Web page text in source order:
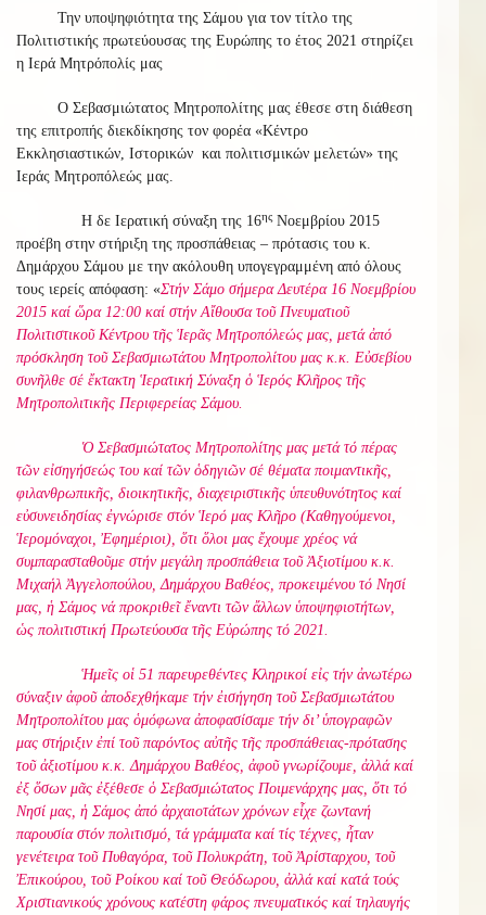
Την υποψηφιότητα της Σάμου για τον τίτλο της
Πολιτιστικής πρωτεύουσας της Ευρώπης το έτος 2021 στηρίζει
η Ιερά Μητρόπολίς μας
Ο Σεβασμιώτατος Μητροπολίτης μας έθεσε στη διάθεση
της επιτροπής διεκδίκησης τον φορέα «Κέντρο
Εκκλησιαστικών, Ιστορικών και πολιτισμικών μελετών» της
Ιεράς Μητροπόλεώς μας.
Η δε Ιερατική σύναξη της 16ηςΝοεμβρίου 2015
προέβη στην στήριξη της προσπάθειας – πρότασις του κ.
Δημάρχου Σάμου με την ακόλουθη υπογεγραμμένη από όλους
τους ιερείς απόφαση: «Στήν Σάμο σήμερα Δευτέρα 16 Νοεμβρίου
2015 καί ὥρα 12:00 καί στήν Αἴθουσα τοῦ Πνευματιοῦ
Πολιτιστικοῦ Κέντρου τῆς Ἱερᾶς Μητροπόλεώς μας, μετά ἀπό
πρόσκληση τοῦ Σεβασμιωτάτου Μητροπολίτου μας κ.κ. Εὐσεβίου
συνῆλθε σέ ἔκτακτη Ἱερατική Σύναξη ὁ Ἱερός Κλῆρος τῆς
Μητροπολιτικῆς Περιφερείας Σάμου.
Ὁ Σεβασμιώτατος Μητροπολίτης μας μετά τό πέρας
τῶν εἰσηγήσεώς του καί τῶν ὁδηγιῶν σέ θέματα ποιμαντικῆς,
φιλανθρωπικῆς, διοικητικῆς, διαχειριστικῆς ὑπευθυνότητος καί
εὐσυνειδησίας ἐγνώρισε στόν Ἱερό μας Κλῆρο (Καθηγούμενοι,
Ἱερομόναχοι, Ἐφημέριοι), ὅτι ὅλοι μας ἔχουμε χρέος νά
συμπαρασταθοῦμε στήν μεγάλη προσπάθεια τοῦ Ἀξιοτίμου κ.κ.
Μιχαήλ Ἀγγελοπούλου, Δημάρχου Βαθέος, προκειμένου τό Νησί
μας, ἡ Σάμος νά προκριθεῖ ἔναντι τῶν ἄλλων ὑποψηφιοτήτων,
ὡς πολιτιστική Πρωτεύουσα τῆς Εὐρώπης τό 2021.
Ἡμεῖς οἱ 51 παρευρεθέντες Κληρικοί εἰς τήν ἀνωτέρω
σύναξιν ἀφοῦ ἀποδεχθήκαμε τήν ἐισήγηση τοῦ Σεβασμιωτάτου
Μητροπολίτου μας ὁμόφωνα ἀποφασίσαμε τήν δι’ ὑπογραφῶν
μας στήριξιν ἐπί τοῦ παρόντος αὐτῆς τῆς προσπάθειας-πρότασης
τοῦ ἀξιοτίμου κ.κ. Δημάρχου Βαθέος, ἀφοῦ γνωρίζουμε, ἀλλά καί
ἐξ ὅσων μᾶς ἐξέθεσε ὁ Σεβασμιώτατος Ποιμενάρχης μας, ὅτι τό
Νησί μας, ἡ Σάμος ἀπό ἀρχαιοτάτων χρόνων εἶχε ζωντανή
παρουσία στόν πολιτισμό, τά γράμματα καί τίς τέχνες, ἦταν
γενέτειρα τοῦ Πυθαγόρα, τοῦ Πολυκράτη, τοῦ Ἀρίσταρχου, τοῦ
Ἐπικούρου, τοῦ Ροίκου καί τοῦ Θεόδωρου, ἀλλά καί κατά τούς
Χριστιανικούς χρόνους κατέστη φάρος πνευματικός καί τηλαυγής